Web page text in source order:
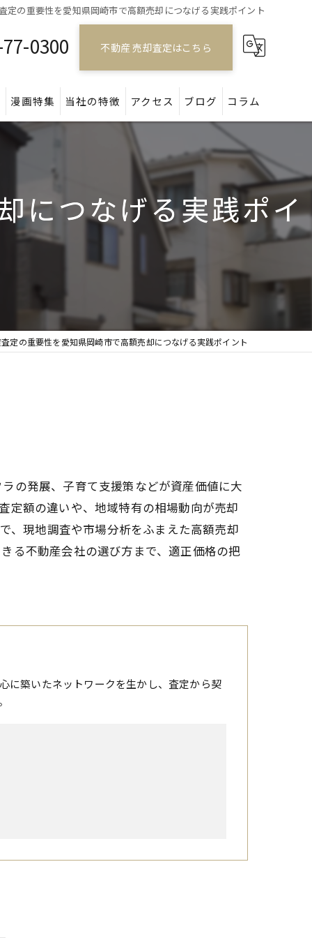
定の重要性を愛知県岡崎市で高額売却につなげる実践ポイント
0300 不動産 売却査定はこちら
漫画特集 当社の特徴
アパート
アクセス ブログ コラム
につなげる実践ポイ
定の重要性を愛知県岡崎市で高額売却につなげる実践ポイント
の発展、子育て支援策などが資産価値に大
定額の違いや、地域特有の相場動向が売却
、現地調査や市場分析をふまえた高額売却
る不動産会社の選び方まで、適正価格の把
に築いたネットワークを生かし、査定から契